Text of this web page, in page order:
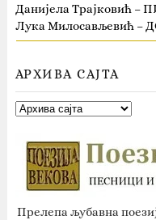
Данијела Трајковић
Лука Милосављевић
АРХИВА САЈТА
Прелепа љубавна